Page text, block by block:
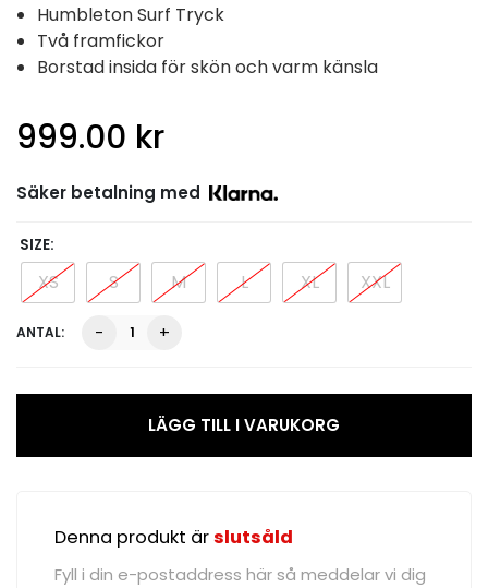
Humbleton Surf Tryck
Två framfickor
Borstad insida för skön och varm känsla
999.00 kr
Säker betalning med
SIZE
M
XS S L XL XXL
-Denver
Svart
mängd
+
LÄGG TILL I VARUKORG
Denna produkt ärslutsåld
Fyll i din e-postaddress här så meddelar vi dig